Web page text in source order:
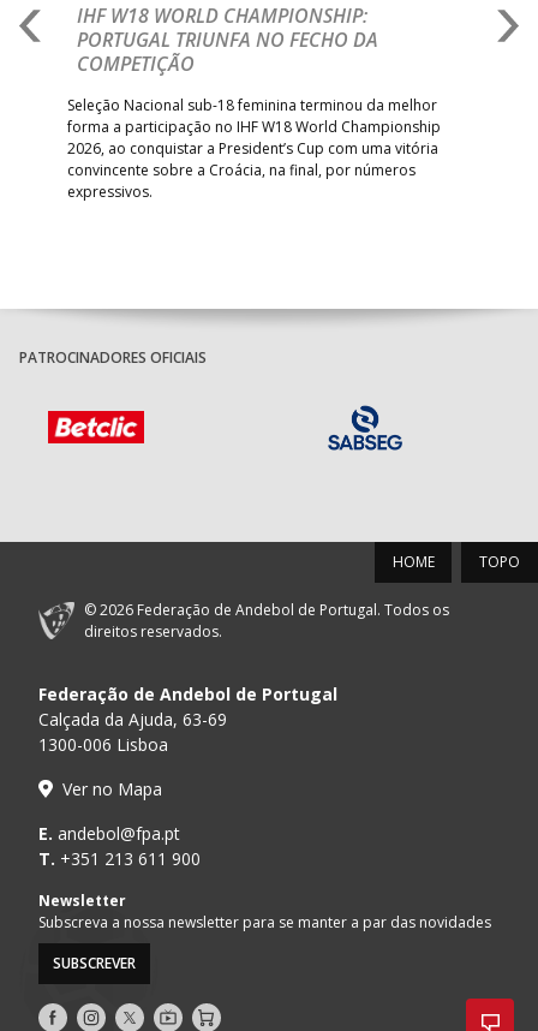
IHF W18 WORLD CHAMPIONSHIP:
PORTUGAL TRIUNFA NO FECHO DA
COMPETIÇÃO
Seleção Nacional sub-18 feminina terminou da melhor
forma a participação no IHF W18 World Championship
2026, ao conquistar a President’s Cup com uma vitória
convincente sobre a Croácia, na final, por números
expressivos.
PATROCINADORES OFICIAIS
TOPO
HOME
© 2026 Federação de Andebol de Portugal. Todos os
direitos reservados.
Federação de Andebol de Portugal
Calçada da Ajuda, 63-69
1300-006 Lisboa
Ver no Mapa
E. andebol@fpa.pt
T. +351 213 611 900
Newsletter
Subscreva a nossa newsletter para se manter a par das novidades
SUBSCREVER
Siga- Siga- Siga- AndebolTV
Loja